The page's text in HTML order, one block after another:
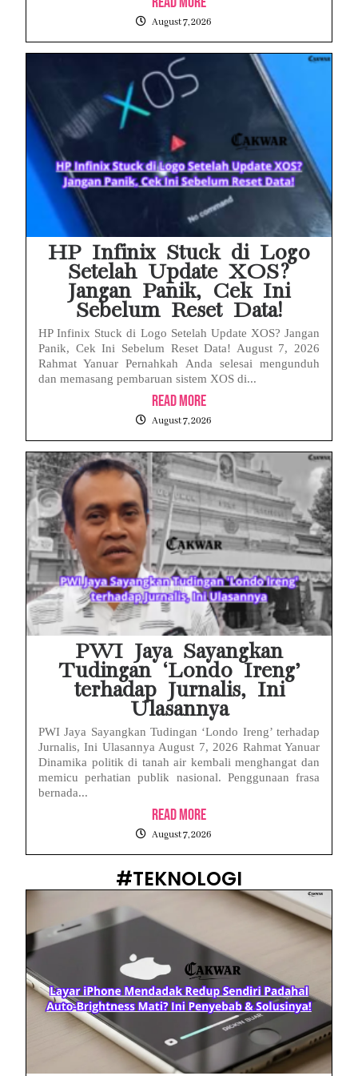
August 7, 2026
HP Infinix Stuck di Logo
Setelah Update XOS?
Jangan Panik, Cek Ini
Sebelum Reset Data!
HP Infinix Stuck di Logo Setelah Update XOS? Jangan
Panik, Cek Ini Sebelum Reset Data! August 7, 2026
Rahmat Yanuar Pernahkah Anda selesai mengunduh
dan memasang pembaruan sistem XOS di...
Read More
August 7, 2026
PWI Jaya Sayangkan
Tudingan ‘Londo Ireng’
terhadap Jurnalis, Ini
Ulasannya
PWI Jaya Sayangkan Tudingan ‘Londo Ireng’ terhadap
Jurnalis, Ini Ulasannya August 7, 2026 Rahmat Yanuar
Dinamika politik di tanah air kembali menghangat dan
memicu perhatian publik nasional. Penggunaan frasa
bernada...
Read More
August 7, 2026
#TEKNOLOGI